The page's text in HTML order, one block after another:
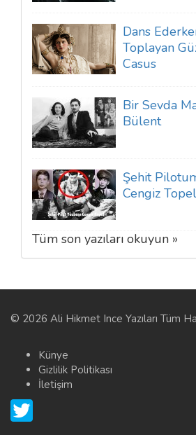
Dans
Toplayan
Casus
Bir Sevda
Bülent
Şehit
Cengiz Topel
Tüm son yazıları okuyun »
© 2026 Ali Hikmet Ince Yazıları Tüm
Künye
Gizlilik Politikası
İletişim